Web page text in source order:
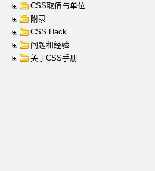
CSS取值与单位
附录
CSS Hack
问题和经验
关于CSS手册